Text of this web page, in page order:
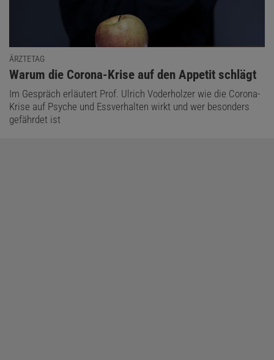
ÄRZTETAG
:
Warum die Corona-Krise auf den Appetit schlägt
Im Gespräch erläutert Prof. Ulrich Voderholzer wie die Corona-
Krise auf Psyche und Essverhalten wirkt und wer besonders
gefährdet ist